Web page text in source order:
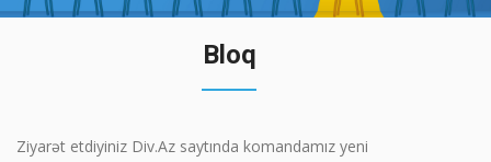
Bloq
Ziyarət etdiyiniz Div.Az saytında komandamız yeni